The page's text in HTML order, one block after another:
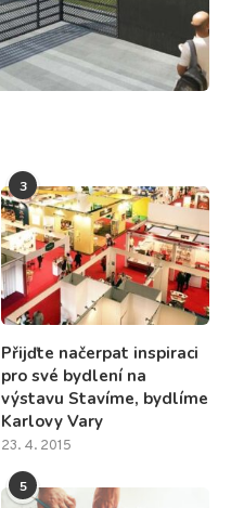
3
Přijďte načerpat inspiraci
pro své bydlení na
výstavu Stavíme, bydlíme
Karlovy Vary
23. 4. 2015
5